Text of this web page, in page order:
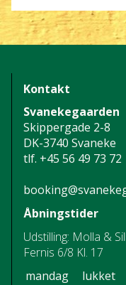
Kontakt
Svanekegaarden
Skippergade 2-8
DK-3740 Svaneke
tlf. +45 56 49 73 72
Åbningstider
Udstilling: Molla &
Fernis 6/8 Kl. 17
mandag
lukket